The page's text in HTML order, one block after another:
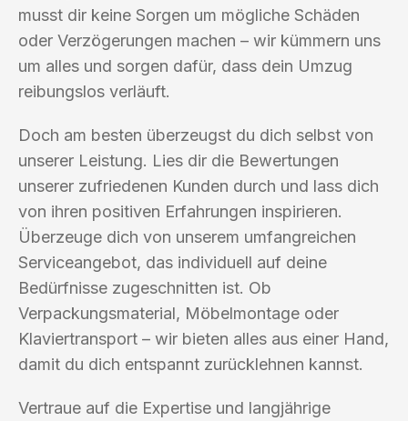
musst dir keine Sorgen um mögliche Schäden
oder Verzögerungen machen – wir kümmern uns
um alles und sorgen dafür, dass dein Umzug
reibungslos verläuft.
Doch am besten überzeugst du dich selbst von
unserer Leistung. Lies dir die Bewertungen
unserer zufriedenen Kunden durch und lass dich
von ihren positiven Erfahrungen inspirieren.
Überzeuge dich von unserem umfangreichen
Serviceangebot, das individuell auf deine
Bedürfnisse zugeschnitten ist. Ob
Verpackungsmaterial, Möbelmontage oder
Klaviertransport – wir bieten alles aus einer Hand,
damit du dich entspannt zurücklehnen kannst.
Vertraue auf die Expertise und langjährige